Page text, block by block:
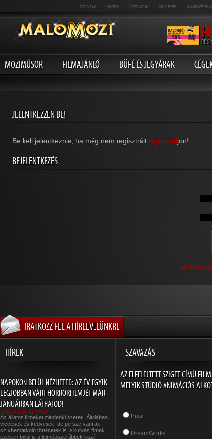
FŐOLDAL . HIREK . ÜZENŐFAL . HÍRLEVÉL .
MOZIMŰSOR FILMAJÁNLÓ BÜFÉ ÉS JEGYÁRAK
JELENTKEZZEN BE!
Be kell jelentkeznie, ha még nem regisztrált regisztráljon!
BEJELENTKEZÉS
IRATKOZZ FEL A HÍRLEVELÜNKRE
HÍREK SZAVAZÁS
NAPOKON BELÜL NÉZHETED: AZ ÉV EGYIK
LEGJOBBAN VÁRT HORRORFILMJÉT MÁR
JANUÁRBAN LÁTHATOD!
2026-01-20 12:45:27
Az állatos filmeket mindenki szereti. Általában
viccesek és kedvesek, de persze vannak
szívbemarkoló történetek is. A kutyás filmek
ezeken belül is a legnépszerűbbek közé
AZ ELFELEJTETT SZIGET CÍMŰ FILM
MELYIK STÚDIÓ ANIMÁCIÓS
Pixar
DreamWorks